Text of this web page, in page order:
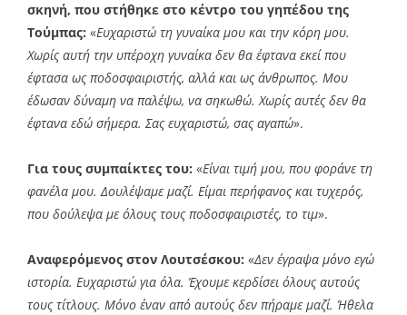
σκηνή, που στήθηκε στο κέντρο του γηπέδου της
Τούμπας: «Ευχαριστώ τη γυναίκα μου και την κόρη μου.
Χωρίς αυτή την υπέροχη γυναίκα δεν θα έφτανα εκεί που
έφτασα ως ποδοσφαιριστής, αλλά και ως άνθρωπος. Μου
έδωσαν δύναμη να παλέψω, να σηκωθώ. Χωρίς αυτές δεν θα
έφτανα εδώ σήμερα. Σας ευχαριστώ, σας αγαπώ».
Για τους συμπαίκτες του: «Είναι τιμή μου, που φοράνε τη
φανέλα μου. Δουλέψαμε μαζί. Είμαι περήφανος και τυχερός,
που δούλεψα με όλους τους ποδοσφαιριστές, το τιμ».
Αναφερόμενος στον Λουτσέσκου: «Δεν έγραψα μόνο εγώ
ιστορία. Ευχαριστώ για όλα. Έχουμε κερδίσει όλους αυτούς
τους τίτλους. Μόνο έναν από αυτούς δεν πήραμε μαζί. Ήθελα